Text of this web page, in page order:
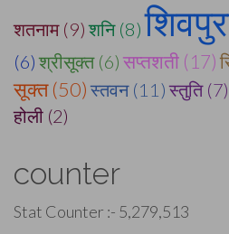
शतनाम (9) शनि (8)
(6) श्रीसूक्त (6) सप्तशती (17)
सूक्त (50) स्तवन (11) स्तुति (7)
होली (2)
counter
Stat Counter :- 5,279,513